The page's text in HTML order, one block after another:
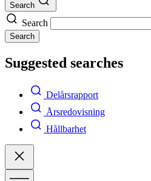
Search
Search
Search
Suggested searches
Delårsrapport
Årsredovisning
Hållbarhet